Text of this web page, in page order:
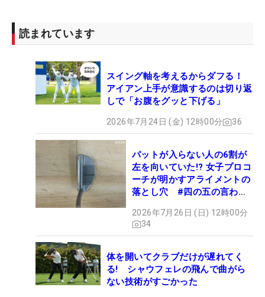
読まれています
スイング軸を考えるからダフる！
アイアン上手が意識するのは切り返
しで「お腹をグッと下げる」
2026年7月24日 (金) 12時00分 36
パットが入らない人の6割が
左を向いていた!? 女子プロコ
ーチが明かすアライメントの
落とし穴 #四の五の言わず
2026年7月26日 (日) 12時00分
34
体を開いてクラブだけが遅れてく
る! シャウフェレの飛んで曲がら
ない技術がすごかった